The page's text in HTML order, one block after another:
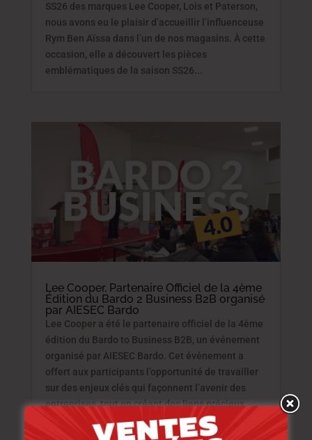
SS26 des marques Lee Cooper, Lois et Paterson,
nous avons eu le plaisir d’accueillir l’influenceuse
Rym Ben Aïssa dans l’un de nos magasins. À cette
occasion, elle a découvert les pièces
emblématiques de la saison SS26...
Lee Cooper, Partenaire Officiel de la 4ème
Édition du Bardo 2 Business B2B organisé
par AIESEC Bardo
Lee Cooper a été le partenaire officiel de la 4ème
édition du Bardo to Business B2B, un événement
organisé par AIESEC Bardo. Cet événement a
offert aux participants l’opportunité de travailler
sur des enjeux clés qui façonnent l’avenir des
entreprises, tout en créant des liens précieux
avec des professionnels et des recruteurs.